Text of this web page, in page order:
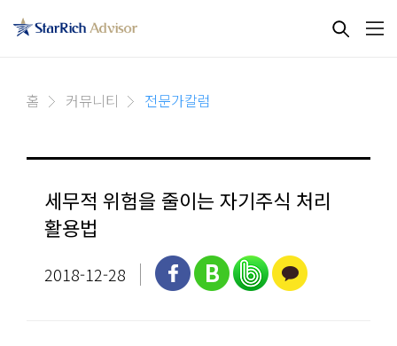
홈 커뮤니티 전문가칼럼
세무적 위험을 줄이는 자기주식 처리
활용법
2018-12-28